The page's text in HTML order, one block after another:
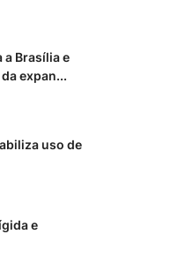
a Brasília e
expan...
uso de
e